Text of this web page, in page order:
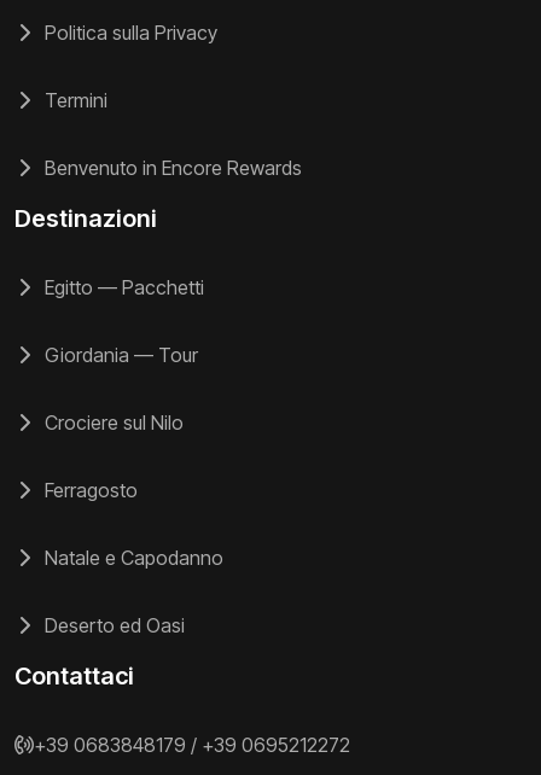
Politica sulla Privacy
Termini
Benvenuto in Encore Rewards
Destinazioni
Egitto — Pacchetti
Giordania — Tour
Crociere sul Nilo
Ferragosto
Natale e Capodanno
Deserto ed Oasi
Contattaci
+39 0683848179 / +39 0695212272